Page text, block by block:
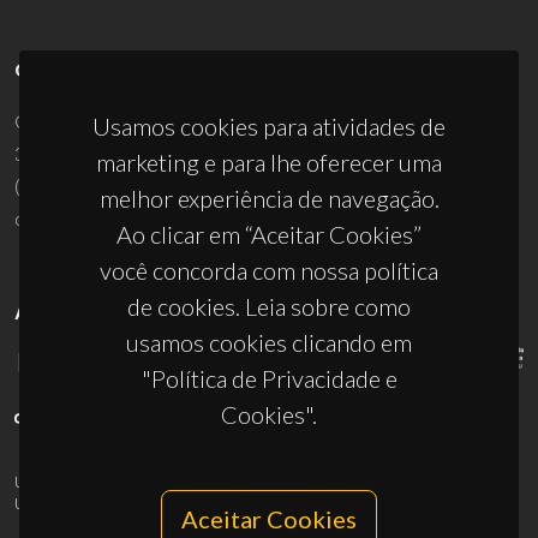
Usamos cookies para atividades de
marketing e para lhe oferecer uma
melhor experiência de navegação.
Ao clicar em “Aceitar Cookies”
você concorda com nossa política
de cookies. Leia sobre como
usamos cookies clicando em
"Política de Privacidade e
Cookies".
Aceitar Cookies
CONTACTOS
Campus Universitário de Santiago
3810-193 Aveiro - Portugal
(+351) 234 370 200
ciceco@ua.pt
APOIOS
UID/PRR/50011/2025
UID/PRR2/50011/2025
10.54499/UID/PRR2/50011/2025